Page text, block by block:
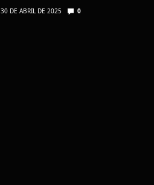
30 DE ABRIL DE 2025 0